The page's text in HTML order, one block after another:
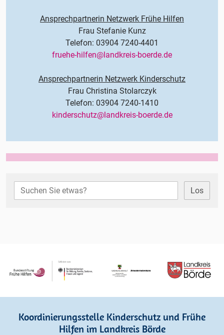
Ansprechpartnerin Netzwerk Frühe Hilfen
Frau Stefanie Kunz
Telefon: 03904 7240-4401
fruehe-hilfen@landkreis-boerde.de
Ansprechpartnerin Netzwerk Kinderschutz
Frau Christina Stolarczyk
Telefon: 03904 7240-1410
kinderschutz@landkreis-boerde.de
Los
Koordinierungsstelle Kinderschutz und Frühe
Hilfen im Landkreis Börde